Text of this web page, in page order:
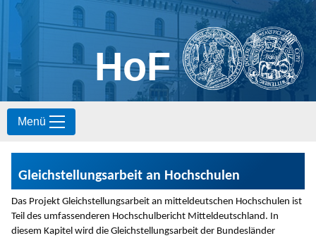
HoF
Menü
Gleichstellungsarbeit an Hochschulen
Das Projekt Gleichstellungsarbeit an mitteldeutschen Hochschulen ist
Teil des umfassenderen Hochschulbericht Mitteldeutschland. In
diesem Kapitel wird die Gleichstellungsarbeit der Bundesländer